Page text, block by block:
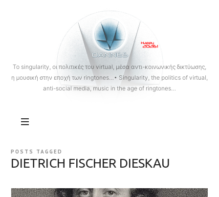
OANNES
To singularity, οι πολιτικές του virtual, μέσα αντι-κοινωνικής δικτύωσης,
η μουσική στην εποχή των ringtones…• Singularity, the politics of virtual,
anti-social media, music in the age of ringtones…
POSTS TAGGED
DIETRICH FISCHER DIESKAU